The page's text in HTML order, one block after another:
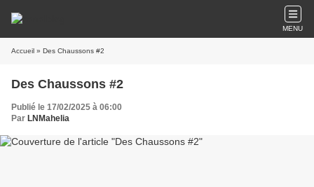
MENU
Accueil » Des Chaussons #2
Des Chaussons #2
Publié le 17/02/2025 à 06:00
Par LNMahelia